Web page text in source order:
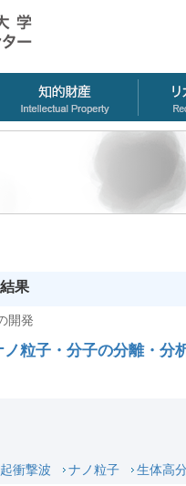
果
開発
粒子・分子の分離・分
衝撃波 ナノ粒子 生体高